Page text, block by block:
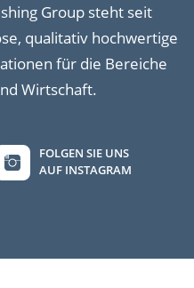
Group steht seit
qualitativ hochwertige
für die Bereiche
Wirtschaft.
FOLGEN SIE UNS
AUF INSTAGRAM